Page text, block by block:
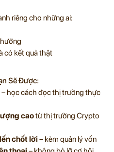
riêng cho những ai:
có kết quả thật
Sẽ Được:
– học cách đọc thị trường thực
caotừ thị trường Crypto
chốt lời – kèm quản lý vốn